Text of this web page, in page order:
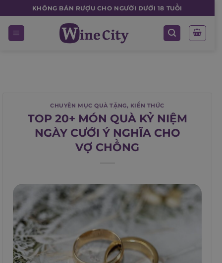
to
content
KHÔNG BÁN RƯỢU CHO NGƯỜI DƯỚI 18 TUỔI
CHUYÊN MỤC QUÀ TẶNG, KIẾN THỨC
TOP 20+ MÓN QUÀ KỶ NIỆM
NGÀY CƯỚI Ý NGHĨA CHO
VỢ CHỒNG